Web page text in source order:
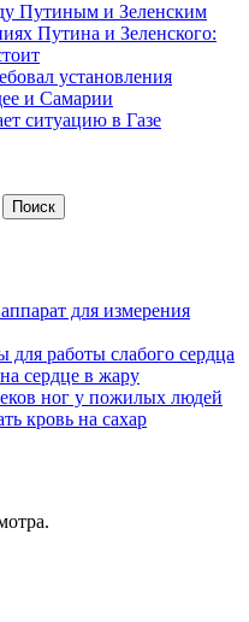
Путиным и Зеленским
Путина и Зеленского:
установления
и Самарии
ситуацию в Газе
Поиск
для измерения
для работы слабого сердца
сердце в жару
ног у пожилых людей
кровь на сахар